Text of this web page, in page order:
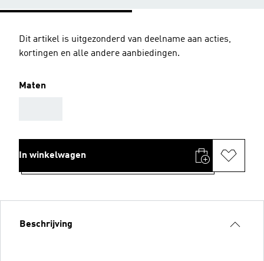
Dit artikel is uitgezonderd van deelname aan acties,
kortingen en alle andere aanbiedingen.
Maten
In winkelwagen
Beschrijving